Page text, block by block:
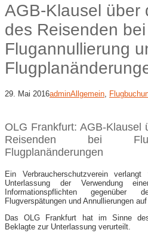
AGB-Klausel über
des Reisenden bei
Flugannullierung
29. Mai 2016adminAllgemein
OLG Frankfurt: AGB-Klausel
Reisenden bei
Flugplanänderungen
Ein Verbraucherschutzverein
Unterlassung der Verwendung
Informationspflichten
Flugverspätungen und Annullierungen
Das OLG Frankfurt hat im Sinne
Beklagte zur Unterlassung verurteilt.